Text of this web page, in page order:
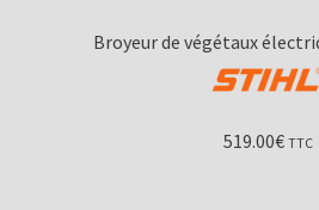
Broyeur de végétaux
519.00€ TTC